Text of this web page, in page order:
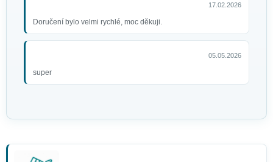
17.02.2026
Doručení bylo velmi rychlé, moc děkuji.
05.05.2026
super